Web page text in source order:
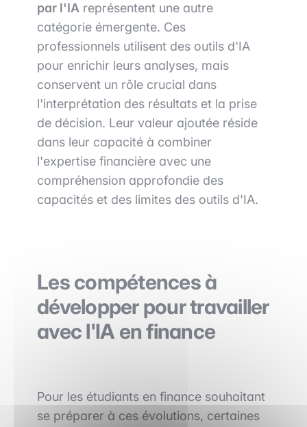
par l'IA représentent une autre
catégorie émergente. Ces
professionnels utilisent des outils d'IA
pour enrichir leurs analyses, mais
conservent un rôle crucial dans
l'interprétation des résultats et la prise
de décision. Leur valeur ajoutée réside
dans leur capacité à combiner
l'expertise financière avec une
compréhension approfondie des
capacités et des limites des outils d'IA.
Les compétences à
développer pour travailler
avec l'IA en finance
Pour les étudiants en finance souhaitant
se préparer à ces évolutions, certaines